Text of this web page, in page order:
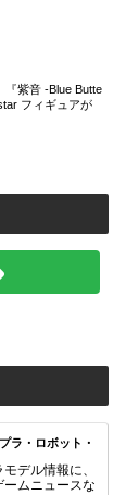
『紫音 -Blue Butte
フィギュアが
ラ・ロボット・
デル情報に、
ムニュースな